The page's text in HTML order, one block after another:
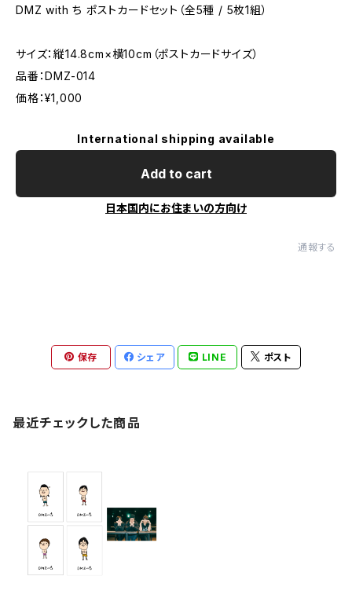
DMZ with ち ポストカードセット（全5種 / 5枚1組）
サイズ：縦14.8cm×横10cm（ポストカードサイズ）
品番：DMZ-014
価格：¥1,000
International shipping available
Add to cart
日本国内にお住まいの方向け
通報する
保存 シェア LINE ポスト
最近チェックした商品